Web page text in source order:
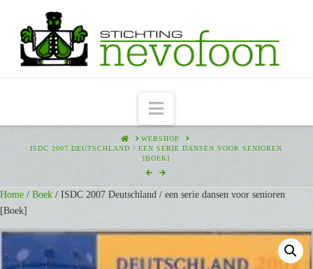
Navigation
HOMEWEBSHOP
ISDC 2007 DEUTSCHLAND / EEN SERIE DANSEN VOOR SENIOREN
[BOEK]
Home / Boek / ISDC 2007 Deutschland / een serie dansen voor senioren
[Boek]